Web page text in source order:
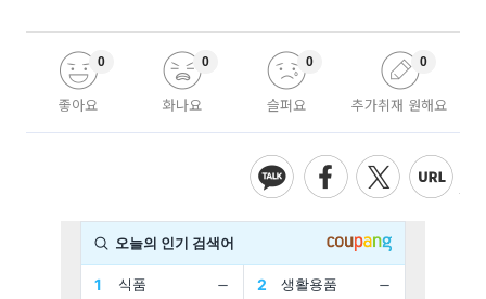
좋아요
0
화나요
0
슬퍼요
0
추가취재 원해요
0